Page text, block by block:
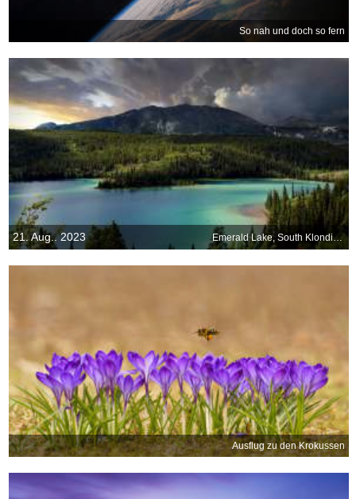
So nah und doch so fern
21. Aug.. 2023 Emerald Lake, South Klondike Highway, Yukon, Kanada
Ausflug zu den Krokussen